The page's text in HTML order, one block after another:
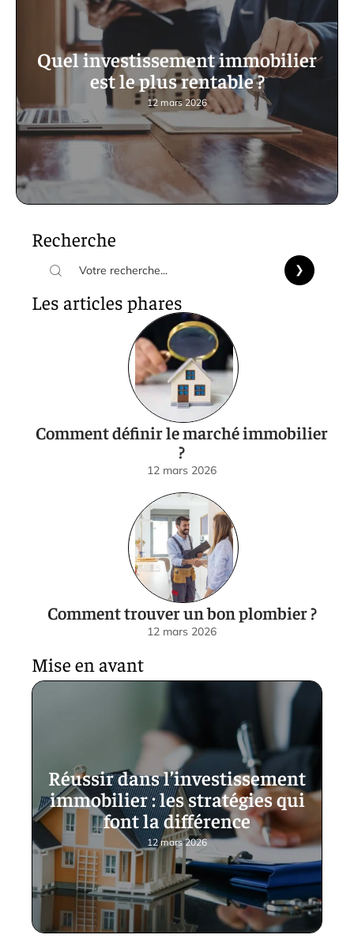
Quel investissement immobilier
est le plus rentable ?
12 mars 2026
Recherche
Les articles phares
Comment définir le marché immobilier
?
12 mars 2026
Comment trouver un bon plombier ?
12 mars 2026
Mise en avant
Réussir dans l’investissement
immobilier : les stratégies qui
font la différence
12 mars 2026